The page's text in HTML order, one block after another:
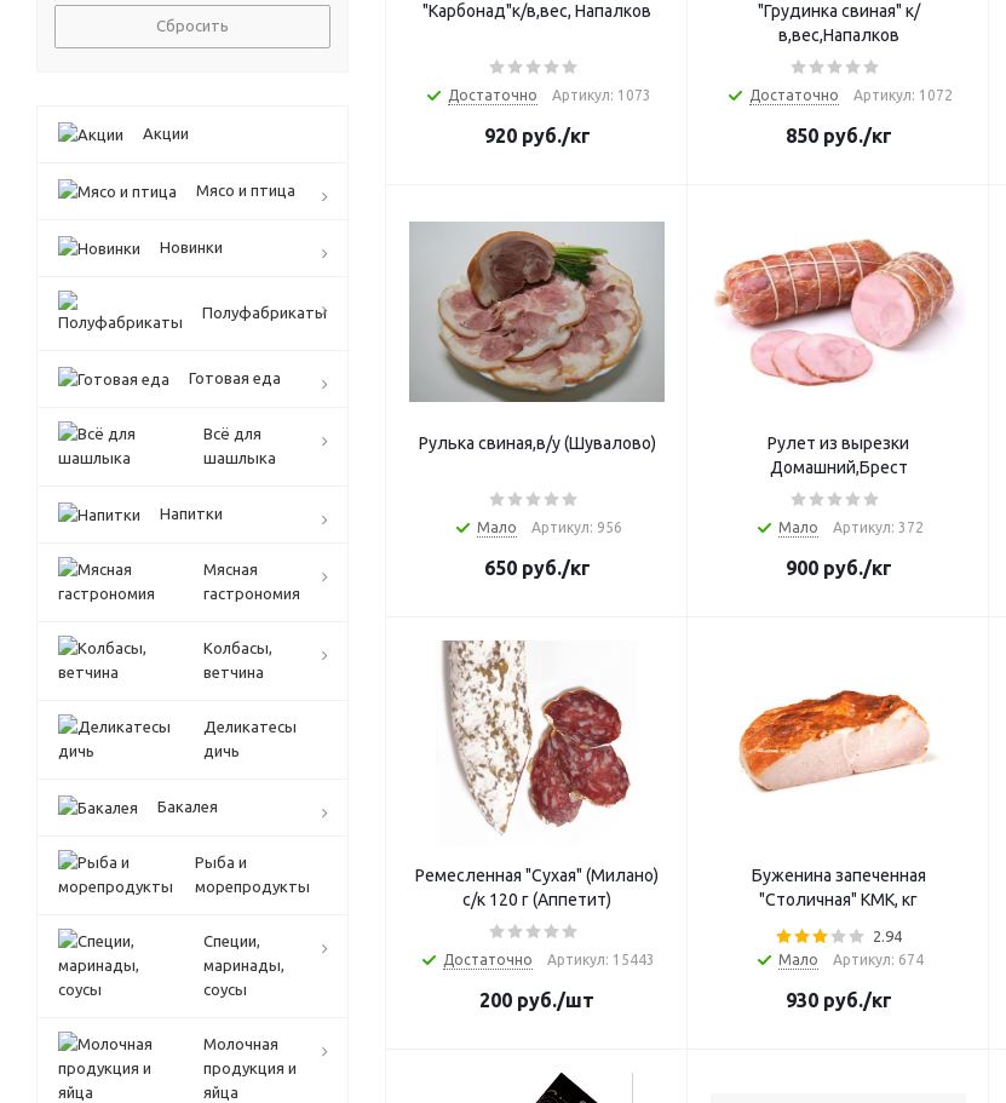
"Карбонад"к/в,вес, Напалков
Достаточно Артикул: 1073
920руб./кг
"Грудинка свиная" к/
в,вес,Напалков
Достаточно Артикул: 1072
850руб./кг
Рулька свиная,в/у (Шувалово)
Мало Артикул: 956
650руб./кг
Рулет из вырезки
Домашний,Брест
Мало Артикул: 372
900руб./кг
Ремесленная "Сухая" (Милано)
с/к 120 г (Аппетит)
Достаточно Артикул: 15443
200 руб./шт
Буженина запеченная
"Столичная" КМК, кг
2.94
Мало Артикул: 674
930руб./кг
Сбросить
Акции
Mясо и птица
Новинки
Полуфабрикаты
Готовая еда
Всё для
шашлыка
Напитки
Мясная
гастрономия
Колбасы,
ветчина
Деликатесы
дичь
Бакалея
Рыба и
морепродукты
Специи,
маринады,
соусы
Молочная
продукция и
яйца